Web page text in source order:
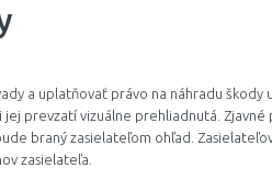
a uplatňovať právo na náhradu
prevzatí vizuálne prehliadnutá.
braný zasielateľom ohľad.
zasielateľa.